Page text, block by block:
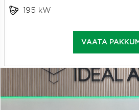
195 kW
VAATA